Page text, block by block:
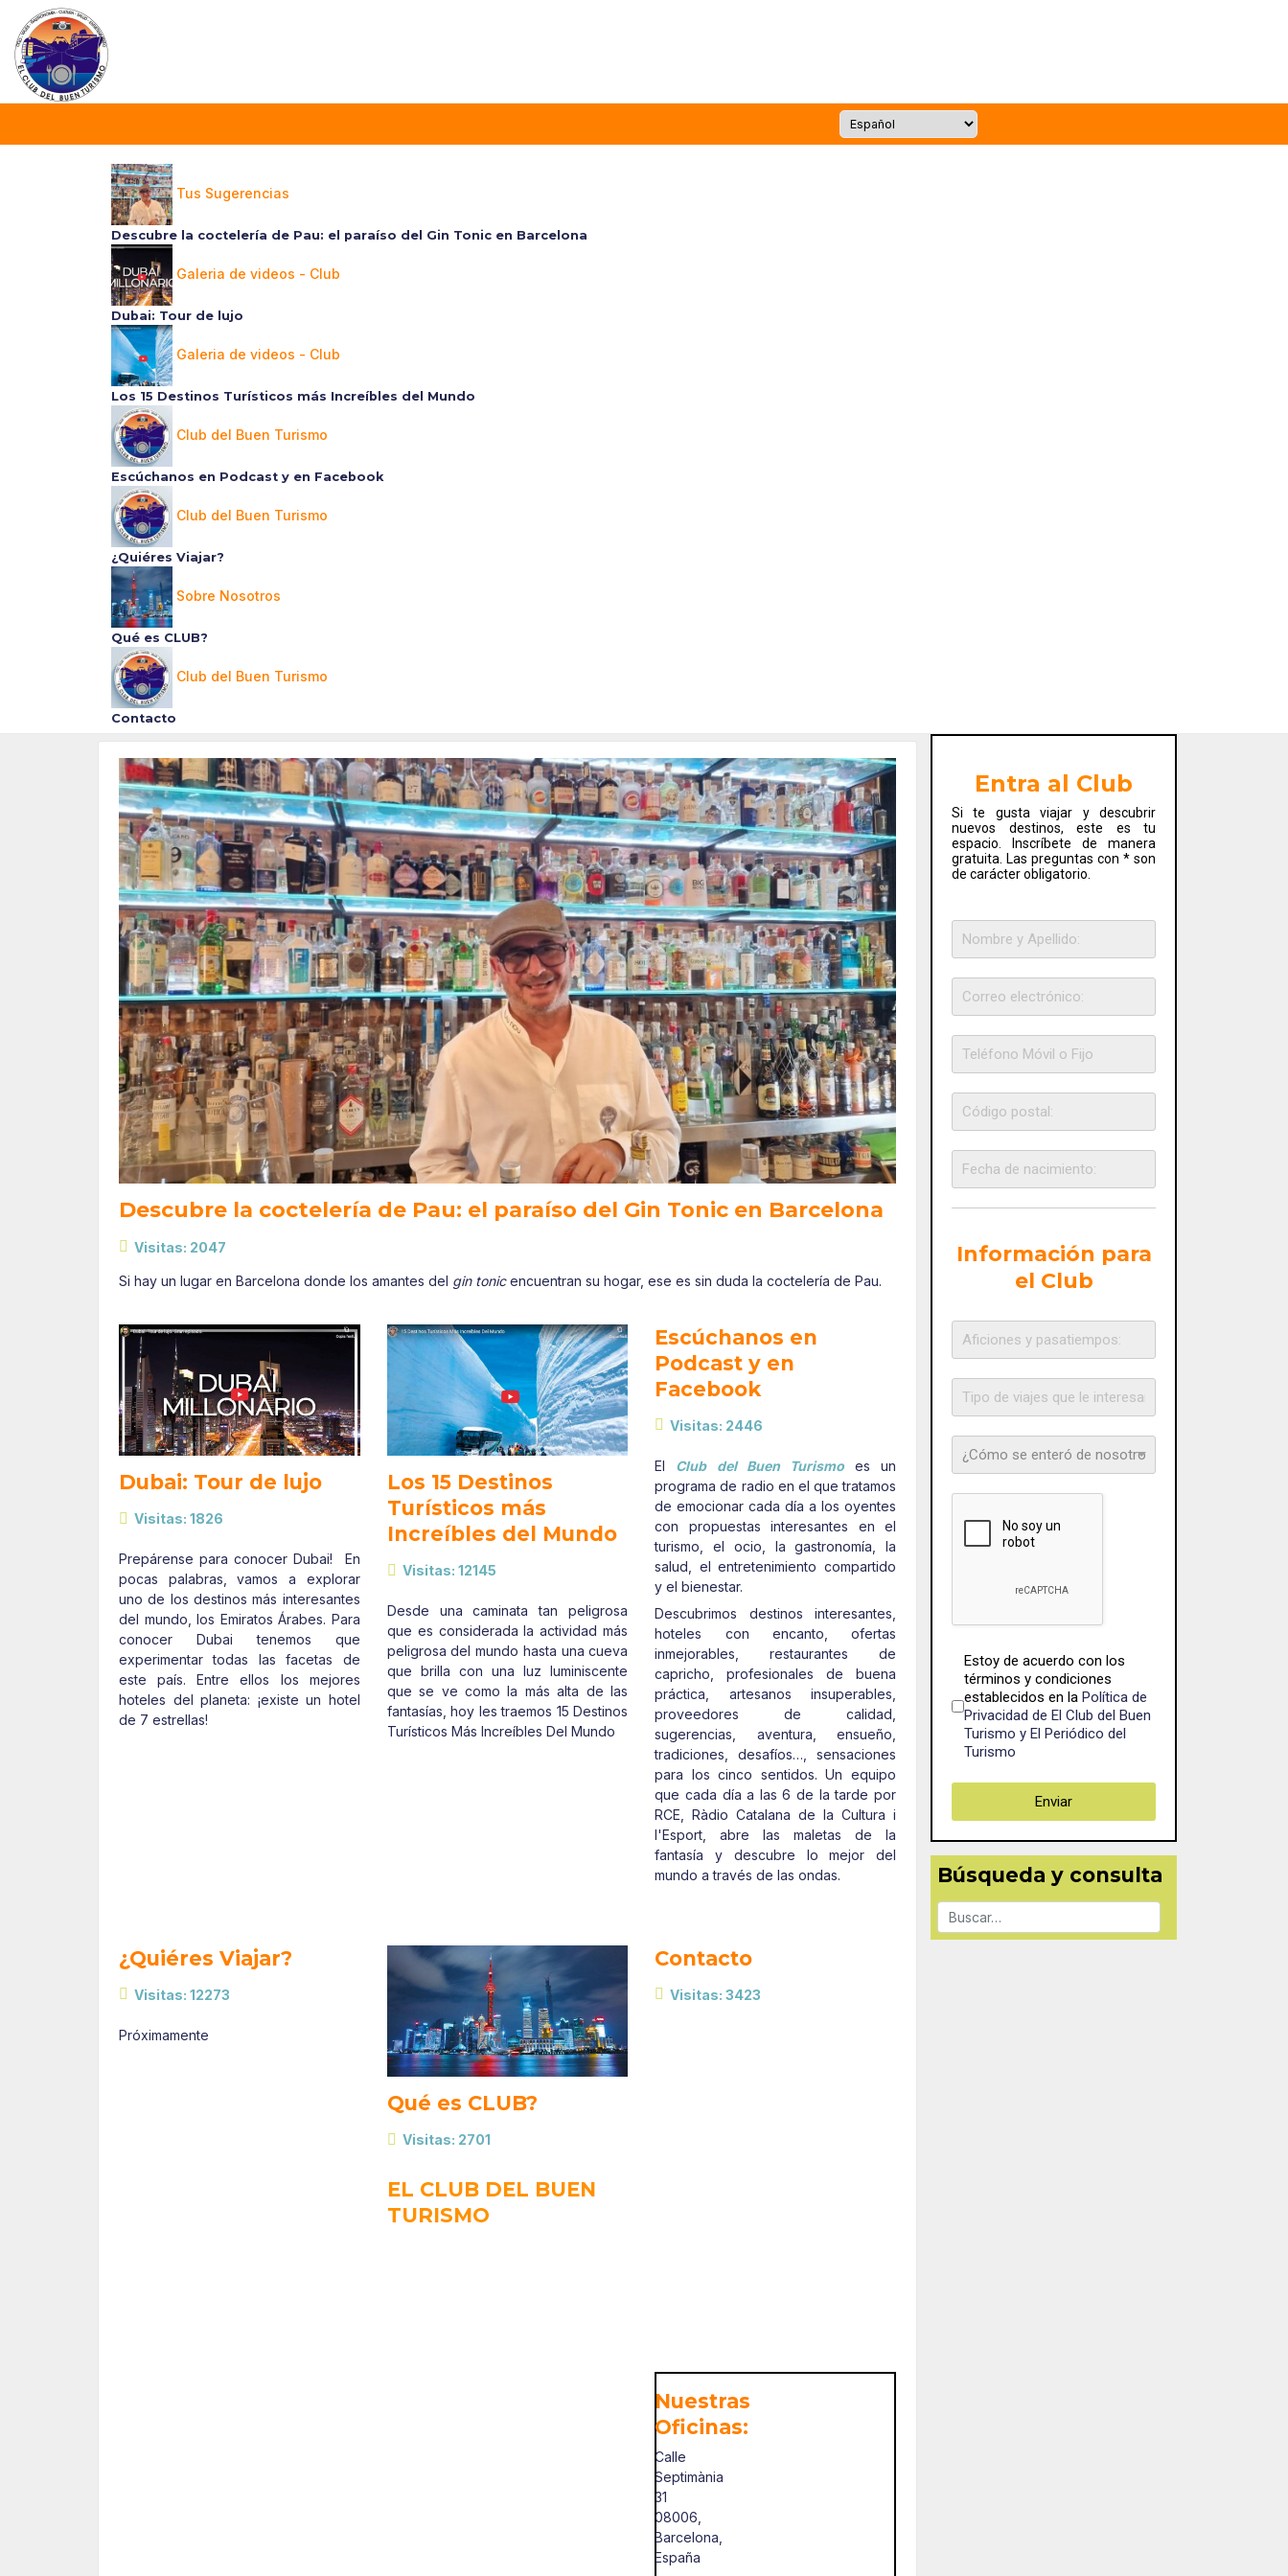
Tus Sugerencias
Descubre la coctelería de Pau: el paraíso del Gin Tonic en Barcelona
Galeria de videos - Club
Dubai: Tour de lujo
Galeria de videos - Club
Los 15 Destinos Turísticos más Increíbles del Mundo
Club del Buen Turismo
Escúchanos en Podcast y en Facebook
Club del Buen Turismo
¿Quiéres Viajar?
Sobre Nosotros
Qué es CLUB?
Club del Buen Turismo
Contacto
Descubre la coctelería de Pau: el paraíso del Gin Tonic en Barcelona
Visitas: 2047
Si hay un lugar en Barcelona donde los amantes del gin tonicencuentran su hogar, ese es sin duda la coctelería de Pau.
Dubai: Tour de lujo
Visitas: 1826
Prepárense para conocer Dubai! En
pocas palabras, vamos a explorar
uno de los destinos más interesantes
del mundo, los Emiratos Árabes. Para
conocer Dubai tenemos que
experimentar todas las facetas de
este país. Entre ellos los mejores
hoteles del planeta: ¡existe un hotel
de 7 estrellas!
Los 15 Destinos
Turísticos más
Increíbles del Mundo
Visitas: 12145
Desde una caminata tan peligrosa
que es considerada la actividad más
peligrosa del mundo hasta una cueva
que brilla con una luz luminiscente
que se ve como la más alta de las
fantasías, hoy les traemos 15 Destinos
Turísticos Más Increíbles Del Mundo
Escúchanos en
Podcast y en
Facebook
Visitas: 2446
El Club del Buen Turismoes un
programa de radio en el que tratamos
de emocionar cada día a los oyentes
con propuestas interesantes en el
turismo, el ocio, la gastronomía, la
salud, el entretenimiento compartido
y el bienestar.
Descubrimos destinos interesantes,
hoteles con encanto, ofertas
inmejorables, restaurantes de
capricho, profesionales de buena
práctica, artesanos insuperables,
proveedores de calidad,
sugerencias, aventura, ensueño,
tradiciones, desafíos…, sensaciones
para los cinco sentidos. Un equipo
que cada día a las 6 de la tarde por
RCE, Ràdio Catalana de la Cultura i
l'Esport, abre las maletas de la
fantasía y descubre lo mejor del
mundo a través de las ondas.
¿Quiéres Viajar?
Visitas: 12273
Próximamente
Qué es CLUB?
Visitas: 2701
EL CLUB DEL BUEN
TURISMO
Contacto
Visitas: 3423
Nuestras
Oficinas:
Calle
Septimània
31
08006,
Barcelona,
España
Entra al Club
Si te gusta viajar y descubrir
nuevos destinos, este es tu
espacio. Inscríbete de manera
gratuita. Las preguntas con * son
de carácter obligatorio.
Información para
el Club
Términos del servicio
Estoy de acuerdo con los
términos y condiciones
establecidos en la Política de
Privacidad de El Club del Buen
Turismo y El Periódico del
Turismo
Enviar
Búsqueda y consulta
Buscar